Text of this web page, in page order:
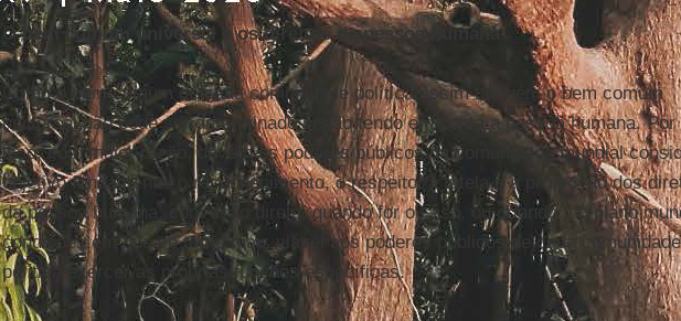
O bem comum universal e os direitos da pessoa humana
Como o bem comum de cada comunidade política assim também o bem comum
universal não pode ser determinado senão tendo em conta a pessoa humana. Por
isso, com maior razão, devem os poderes públicos da comunidade mundial
objetivo fundamental o reconhecimento, o respeito, a tutela e a promoção dos
da pessoa humana, com ação direta, quando for o caso, ou criando, no plano
condições em que se torne mais viável aos poderes públicos de cada comunidade
política exercer as próprias funções específicas.